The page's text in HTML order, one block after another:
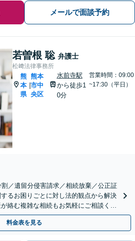
メールで面談予約
若曽根 聡 弁護士
松﨑法律事務所
熊
本
県
|
熊本
市中
央区
水前寺駅
から徒歩1
0分
営業時間：09:00
~17:30（平日）
割／遺留分侵害請求／相続放棄／公正証
るお困りごとに対し法的観点から解決
絡む複雑な相続もお気軽にご相談くだ
】
料金表を見る